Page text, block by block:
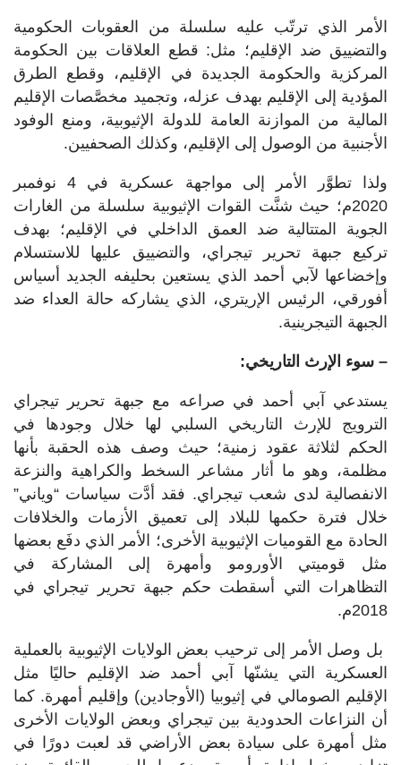
الأمر الذي ترتّب عليه سلسلة من العقوبات الحكومية
والتضييق ضد الإقليم؛ مثل: قطع العلاقات بين الحكومة
المركزية والحكومة الجديدة في الإقليم، وقطع الطرق
المؤدية إلى الإقليم بهدف عزله، وتجميد مخصَّصات الإقليم
المالية من الموازنة العامة للدولة الإثيوبية، ومنع الوفود
الأجنبية من الوصول إلى الإقليم، وكذلك الصحفيين.
ولذا تطوَّر الأمر إلى مواجهة عسكرية في 4 نوفمبر
2020م؛ حيث شنَّت القوات الإثيوبية سلسلة من الغارات
الجوية المتتالية ضد العمق الداخلي في الإقليم؛ بهدف
تركيع جبهة تحرير تيجراي، والتضييق عليها للاستسلام
وإخضاعها لآبي أحمد الذي يستعين بحليفه الجديد أسياس
أفورقي، الرئيس الإريتري، الذي يشاركه حالة العداء ضد
الجبهة التيجرينية.
– سوء الإرث التاريخي:
يستدعي آبي أحمد في صراعه مع جبهة تحرير تيجراي
الترويج للإرث التاريخي السلبي لها خلال وجودها في
الحكم لثلاثة عقود زمنية؛ حيث وصف هذه الحقبة بأنها
مظلمة، وهو ما أثار مشاعر السخط والكراهية والنزعة
الانفصالية لدى شعب تيجراي. فقد أدَّت سياسات “وياني”
خلال فترة حكمها للبلاد إلى تعميق الأزمات والخلافات
الحادة مع القوميات الإثيوبية الأخرى؛ الأمر الذي دفَع بعضها
مثل قوميتي الأورومو وأمهرة إلى المشاركة في
التظاهرات التي أسقطت حكم جبهة تحرير تيجراي في
2018م.
بل وصل الأمر إلى ترحيب بعض الولايات الإثيوبية بالعملية
العسكرية التي يشنّها آبي أحمد ضد الإقليم حاليًا مثل
الإقليم الصومالي في إثيوبيا (الأوجادين) وإقليم أمهرة. كما
أن النزاعات الحدودية بين تيجراي وبعض الولايات الأخرى
مثل أمهرة على سيادة بعض الأراضي قد لعبت دورًا في